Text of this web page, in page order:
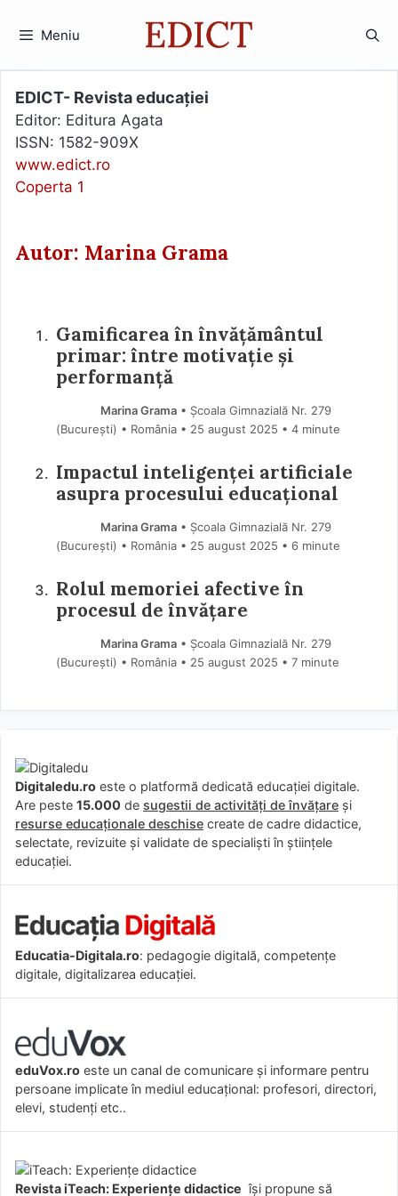
Meniu
EDICT- Revista educației
Editor: Editura Agata
ISSN: 1582-909X
www.edict.ro
Coperta 1
Autor: Marina Grama
Gamificarea în învățământul
primar: între motivație și
performanță
Marina Grama• Școala Gimnazială Nr. 279
(Bucureşti) • România
25 august 2025 • 4 minute
Impactul inteligenței artificiale
asupra procesului educațional
Marina Grama• Școala Gimnazială Nr. 279
(Bucureşti) • România
25 august 2025 • 6 minute
Rolul memoriei afective în
procesul de învățare
Marina Grama• Școala Gimnazială Nr. 279
(Bucureşti) • România
25 august 2025 • 7 minute
Digitaledu.ro este o platformă dedicată educației digitale.
Are peste 15.000 de sugestii de activități de învățare și
resurse educaționale deschise create de cadre didactice,
selectate, revizuite și validate de specialiști în științele
educației.
Educatia-Digitala.ro: pedagogie digitală, competențe
digitale, digitalizarea educației.
eduVox.ro este un canal de comunicare și informare pentru
persoane implicate în mediul educațional: profesori, directori,
elevi, studenți etc..
Revista iTeach: Experienţe didactice îşi propune să